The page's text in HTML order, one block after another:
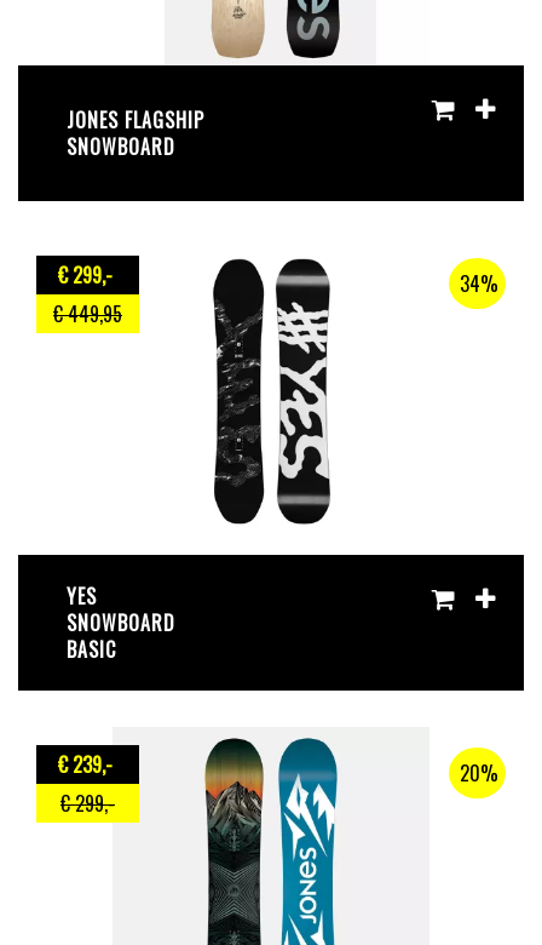
JONES FLAGSHIP
SNOWBOARD
€ 299,-
€ 449,95
34%
YES
SNOWBOARD
BASIC
€ 239,-
€ 299,-
20%